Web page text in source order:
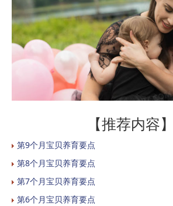
【推荐内容】
第9个月宝贝养育要点
第8个月宝贝养育要点
第7个月宝贝养育要点
第6个月宝贝养育要点